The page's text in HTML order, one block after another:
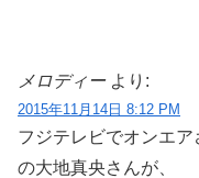
メロディー より:
2015年11月14日 8:12 PM
フジテレビでオンエア
の大地真央さんが、